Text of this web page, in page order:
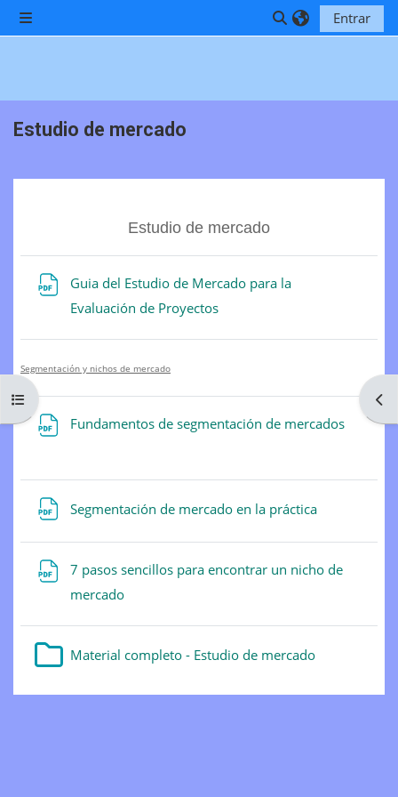
Salta al contenido principal
Panel lateral
Selector de
Entrar
Abrir índice del curso
Estudio de mercado
Estudio de mercado
Guia del Estudio de Mercado para la
Evaluación de Proyectos
Segmentación y nichos de mercado
Fundamentos de segmentación de mercadosArchivo
Segmentación de mercado en la práctica
7 pasos sencillos para encontrar un nicho de
mercado
Material completo - Estudio de mercadoCarpeta